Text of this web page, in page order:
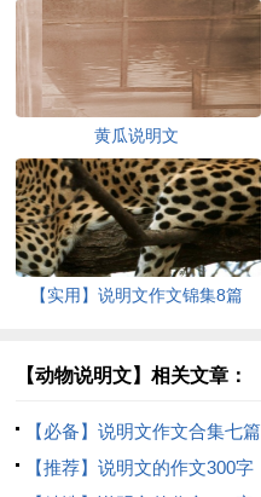
黄瓜说明文
【实用】说明文作文锦集8篇
【动物说明文】相关文章：
【必备】说明文作文合集七篇
【推荐】说明文的作文300字